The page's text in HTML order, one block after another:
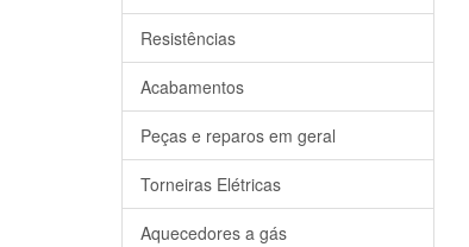
Resistências
Acabamentos
Peças e reparos em geral
Torneiras Elétricas
Aquecedores a gás